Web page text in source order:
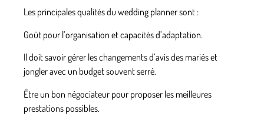
Les principales qualités du wedding planner sont :
Goût pour l’organisation et capacités d’adaptation.
Il doit savoir gérer les changements d’avis des mariés et
jongler avec un budget souvent serré.
Être un bon négociateur pour proposer les meilleures
prestations possibles.